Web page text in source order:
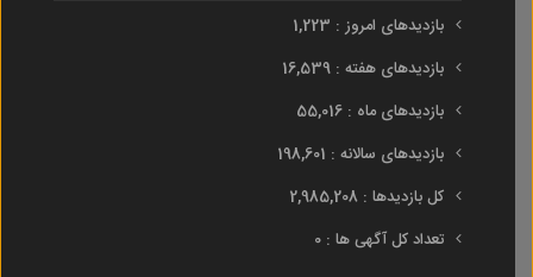
بازدیدهای امروز : 1,223
بازدیدهای هفته : 16,539
بازدیدهای ماه : 55,016
بازدیدهای سالانه : 198,601
کل بازدیدها : 2,985,208
تعداد کل آگهی ها : 0